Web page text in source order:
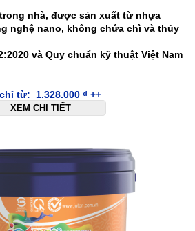
nhà, được sản xuất từ nhựa
nghệ nano, không chứa chì và thủy
và Quy chuẩn kỹ thuật Việt Nam
từ: 1.328.000 ₫++
XEM CHI TIẾT